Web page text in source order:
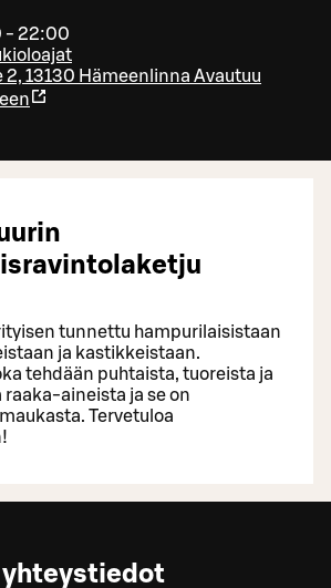
- 22:00
13130 Hämeenlinna Avautuu
tunnettu hampurilaisistaan
ja kastikkeistaan.
tehdään puhtaista, tuoreista ja
aineista ja se on
Tervetuloa
yhteystiedot